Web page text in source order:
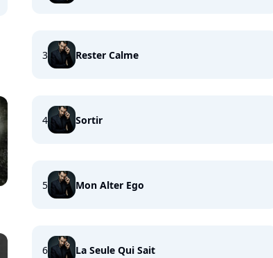
3 Rester Calme
4 Sortir
5 Mon Alter Ego
6 La Seule Qui Sait